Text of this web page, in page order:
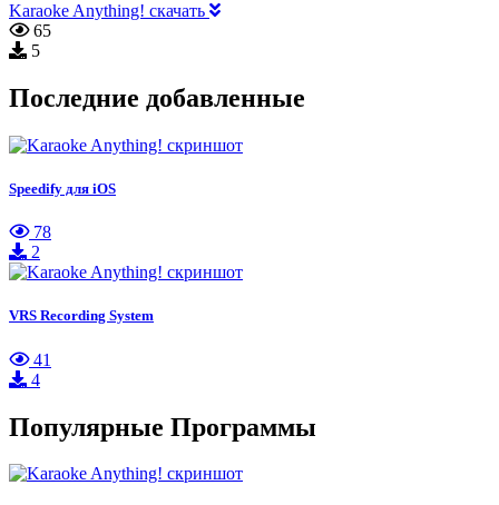
Karaoke Anything! скачать
65
5
Последние добавленные
Speedify для iOS
78
2
VRS Recording System
41
4
Популярные Программы